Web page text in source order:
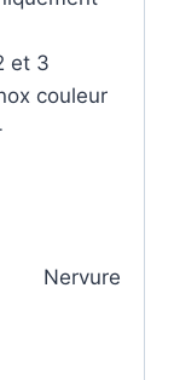
et 3
couleur
Nervure